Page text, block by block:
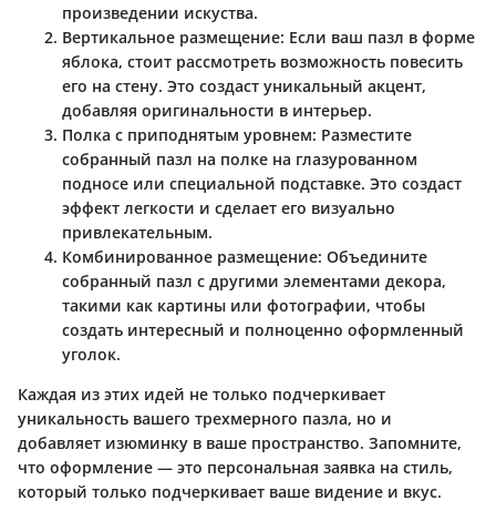
произведении искуства.
Вертикальное размещение: Если ваш пазл в форме
яблока, стоит рассмотреть возможность повесить
его на стену. Это создаст уникальный акцент,
добавляя оригинальности в интерьер.
Полка с приподнятым уровнем: Разместите
собранный пазл на полке на глазурованном
подносе или специальной подставке. Это создаст
эффект легкости и сделает его визуально
привлекательным.
Комбинированное размещение: Объедините
собранный пазл с другими элементами декора,
такими как картины или фотографии, чтобы
создать интересный и полноценно оформленный
уголок.
Каждая из этих идей не только подчеркивает
уникальность вашего трехмерного пазла, но и
добавляет изюминку в ваше пространство. Запомните,
что оформление — это персональная заявка на стиль,
который только подчеркивает ваше видение и вкус.